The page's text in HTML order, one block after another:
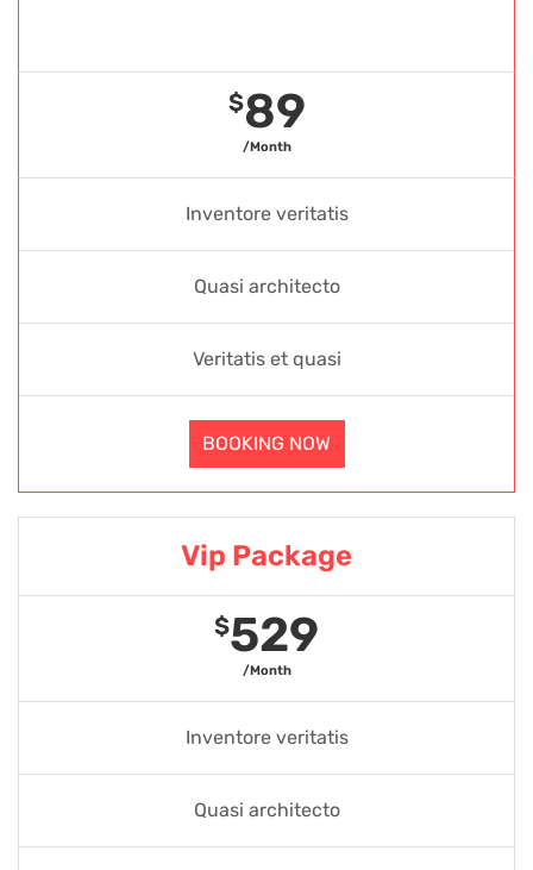
$89
/Month
Inventore veritatis
Quasi architecto
Veritatis et quasi
BOOKING NOW
Vip Package
$529
/Month
Inventore veritatis
Quasi architecto